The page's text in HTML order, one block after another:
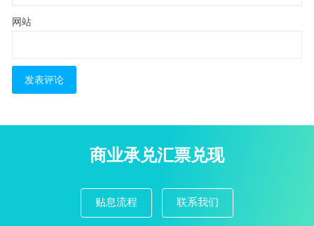
网站
商业承兑汇票兑现
贴息流程 联系我们